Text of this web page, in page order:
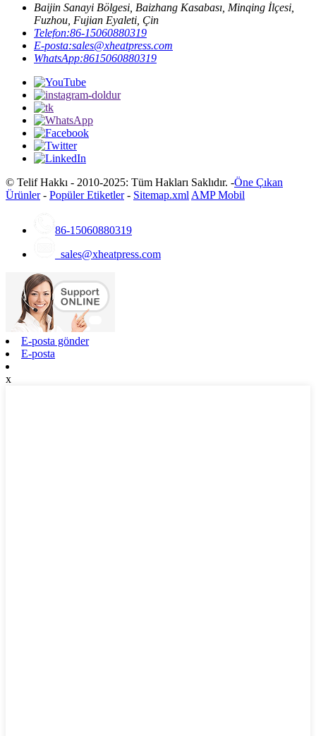
Baijin Sanayi Bölgesi, Baizhang Kasabası, Minqing İlçesi,
Fuzhou, Fujian Eyaleti, Çin
Telefon:86-15060880319
E-posta:sales@xheatpress.com
WhatsApp:8615060880319
© Telif Hakkı - 2010-2025: Tüm Hakları Saklıdır. -Öne Çıkan
Ürünler- Popüler Etiketler- Sitemap.xml AMP Mobil
86-15060880319
sales@xheatpress.com
E-posta gönder
E-posta
x